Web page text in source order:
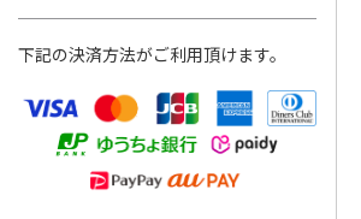
下記の決済方法がご利用頂けます。